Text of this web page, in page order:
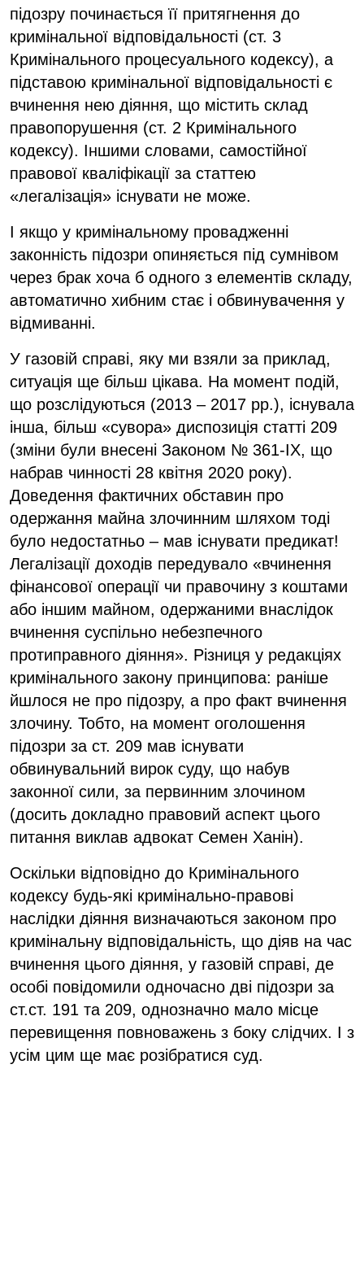
підозру починається її притягнення до
кримінальної відповідальності (ст. 3
Кримінального процесуального кодексу), а
підставою кримінальної відповідальності є
вчинення нею діяння, що містить склад
правопорушення (ст. 2 Кримінального
кодексу). Іншими словами, самостійної
правової кваліфікації за статтею
«легалізація» існувати не може.
І якщо у кримінальному провадженні
законність підозри опиняється під сумнівом
через брак хоча б одного з елементів складу,
автоматично хибним стає і обвинувачення у
відмиванні.
У газовій справі, яку ми взяли за приклад,
ситуація ще більш цікава. На момент подій,
що розслідуються (2013 – 2017 рр.), існувала
інша, більш «сувора» диспозиція статті 209
(зміни були внесені Законом № 361-IX, що
набрав чинності 28 квітня 2020 року).
Доведення фактичних обставин про
одержання майна злочинним шляхом тоді
було недостатньо – мав існувати предикат!
Легалізації доходів передувало «вчинення
фінансової операції чи правочину з коштами
або іншим майном, одержаними внаслідок
вчинення суспільно небезпечного
протиправного діяння». Різниця у редакціях
кримінального закону принципова: раніше
йшлося не про підозру, а про факт вчинення
злочину. Тобто, на момент оголошення
підозри за ст. 209 мав існувати
обвинувальний вирок суду, що набув
законної сили, за первинним злочином
(досить докладно правовий аспект цього
питання виклав адвокат Семен Ханін).
Оскільки відповідно до Кримінального
кодексу будь-які кримінально-правові
наслідки діяння визначаються законом про
кримінальну відповідальність, що діяв на час
вчинення цього діяння, у газовій справі, де
особі повідомили одночасно дві підозри за
ст.ст. 191 та 209, однозначно мало місце
перевищення повноважень з боку слідчих. І з
усім цим ще має розібратися суд.